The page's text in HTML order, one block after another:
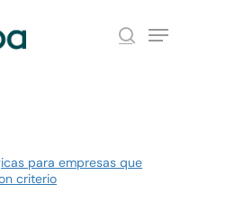
search
Menu
para empresas que
criterio